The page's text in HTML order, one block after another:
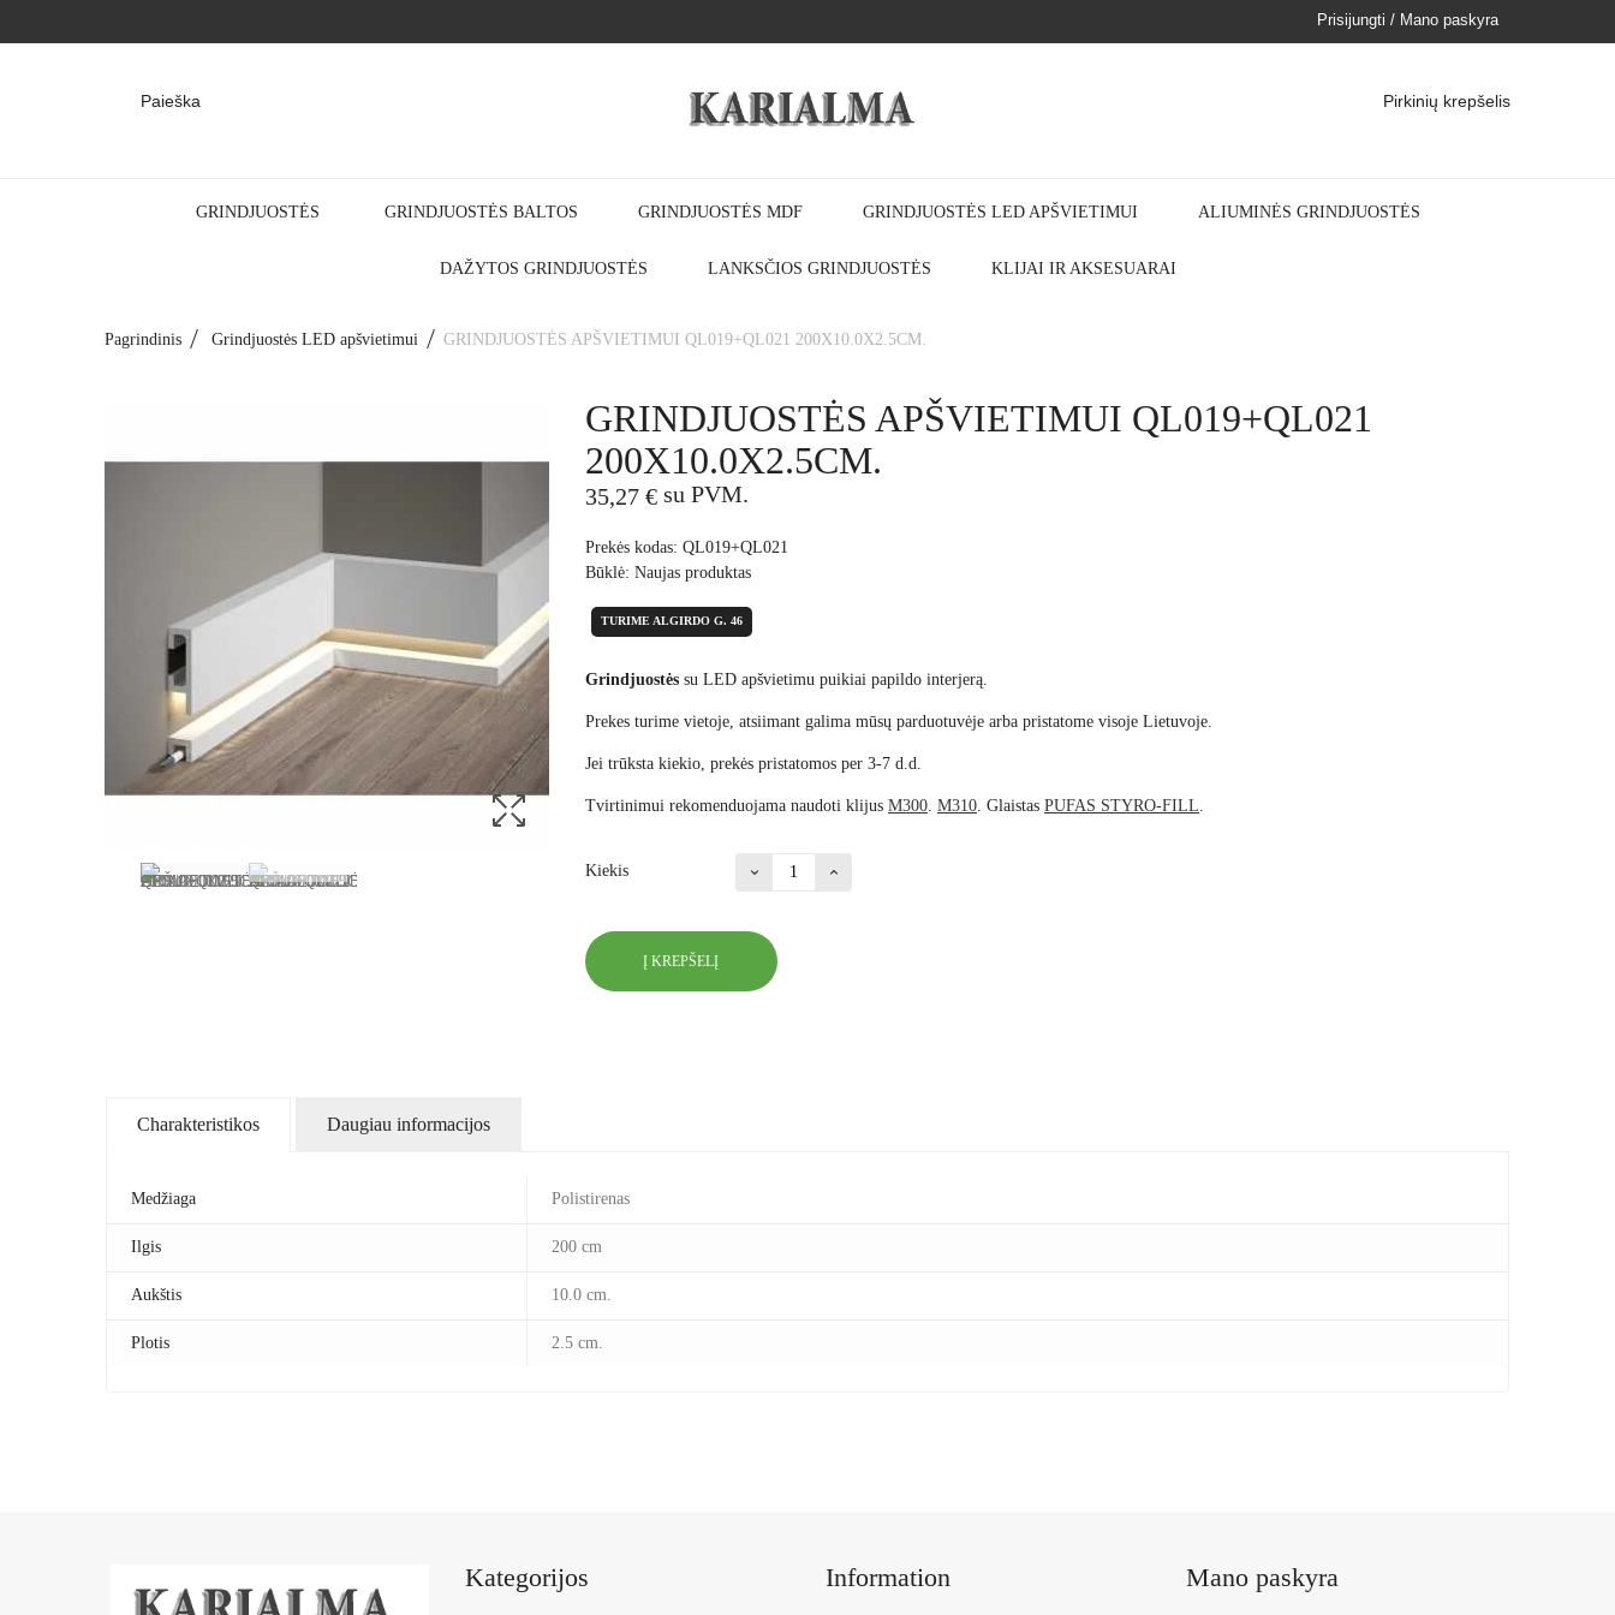
Prisijungti / Mano paskyra
Paieška Pirkinių krepšelis
GRINDJUOSTĖS GRINDJUOSTĖS BALTOS GRINDJUOSTĖS MDF GRINDJUOSTĖS LED APŠVIETIMUI ALIUMINĖS GRINDJUOSTĖS
DAŽYTOS GRINDJUOSTĖS LANKSČIOS GRINDJUOSTĖS KLIJAI IR AKSESUARAI
Pagrindinis Grindjuostės LED apšvietimui GRINDJUOSTĖS APŠVIETIMUI QL019+QL021 200X10.0X2.5CM.
GRINDJUOSTĖS APŠVIETIMUI QL019+QL021
200X10.0X2.5CM.
35,27 €su PVM.
Prekės kodas: QL019+QL021
Būklė: Naujas produktas
TURIME ALGIRDO G. 46
Grindjuostėssu LED apšvietimu puikiai papildo interjerą.
Prekes turime vietoje, atsiimant galima mūsų parduotuvėje arba pristatome visoje Lietuvoje.
Jei trūksta kiekio, prekės pristatomos per 3-7 d.d.
Tvirtinimui rekomenduojama naudoti klijus M300. M310. Glaistas PUFAS STYRO-FILL.
Kiekis
Į KREPŠELĮ
Charakteristikos Daugiau informacijos
Medžiaga Polistirenas
Ilgis 200 cm
Aukštis 10.0 cm.
Plotis 2.5 cm.
Kategorijos Information Mano paskyra